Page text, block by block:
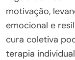
motivação,
emocional e
cura coletiva
terapia